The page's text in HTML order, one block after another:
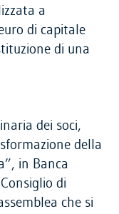
a
di capitale
di una
dei soci,
della
in Banca
di
che si